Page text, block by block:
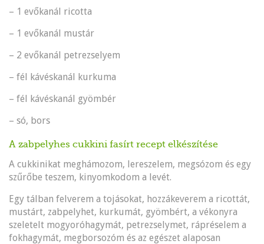
– 1 evőkanál ricotta
– 1 evőkanál mustár
– 2 evőkanál petrezselyem
– fél kávéskanál kurkuma
– fél kávéskanál gyömbér
– só, bors
A zabpelyhes cukkini fasírt recept elkészítése
A cukkinikat meghámozom, lereszelem, megsózom és egy
szűrőbe teszem, kinyomkodom a levét.
Egy tálban felverem a tojásokat, hozzákeverem a ricottát,
mustárt, zabpelyhet, kurkumát, gyömbért, a vékonyra
szeletelt mogyoróhagymát, petrezselymet, rápréselem a
fokhagymát, megborsozóm és az egészet alaposan